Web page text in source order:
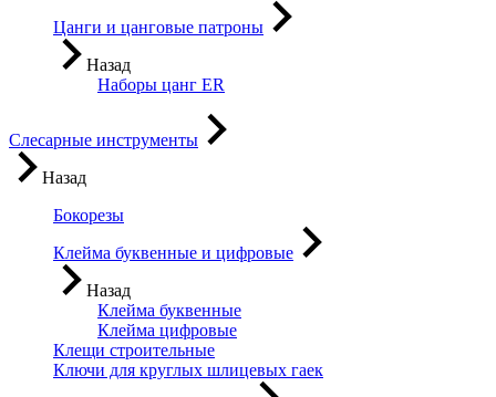
Цанги и цанговые патроны
Назад
Наборы цанг ER
Слесарные инструменты
Назад
Бокорезы
Клейма буквенные и цифровые
Назад
Клейма буквенные
Клейма цифровые
Клещи строительные
Ключи для круглых шлицевых гаек